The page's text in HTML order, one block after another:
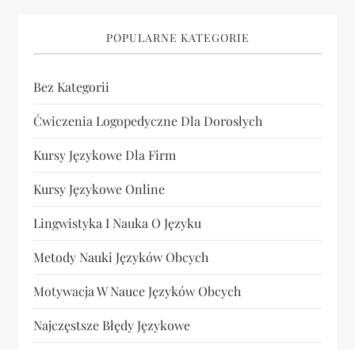
POPULARNE KATEGORIE
Bez Kategorii
Ćwiczenia Logopedyczne Dla Dorosłych
Kursy Językowe Dla Firm
Kursy Językowe Online
Lingwistyka I Nauka O Języku
Metody Nauki Języków Obcych
Motywacja W Nauce Języków Obcych
Najczęstsze Błędy Językowe